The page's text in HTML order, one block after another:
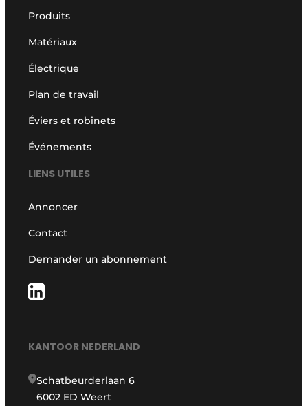
Produits
Matériaux
Électrique
Plan de travail
Éviers et robinets
Événements
LIENS UTILES
Annoncer
Contact
Demander un abonnement
KANTOOR NEDERLAND
Schatbeurderlaan 6
6002 ED Weert